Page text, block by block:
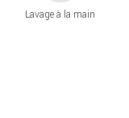
Lavage à la main